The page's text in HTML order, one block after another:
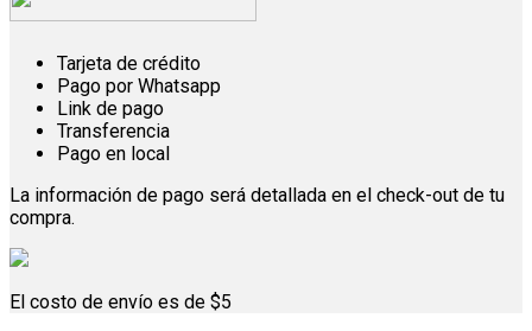
Tarjeta de crédito
Pago por Whatsapp
Link de pago
Transferencia
Pago en local
La información de pago será detallada en el check-out de tu
compra.
El costo de envío es de $5